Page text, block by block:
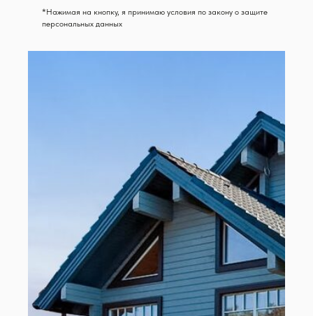
*Нажимая на кнопку, я принимаю условия по закону о защите
персональных данных